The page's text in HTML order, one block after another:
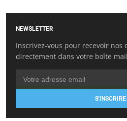
NEWSLETTER
Inscrivez-vous pour recevoir nos
directement dans votre boîte
S'INSCRIRE